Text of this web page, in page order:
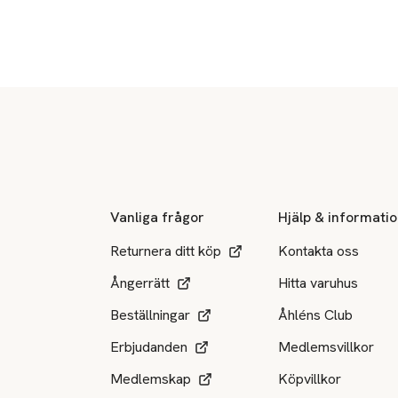
Vanliga frågor
Returnera ditt köp
Ångerrätt
Beställningar
Erbjudanden
Medlemskap
Hjälp &
Kontakta oss
Hitta varuhus
Åhléns Club
Medlemsvillkor
Köpvillkor